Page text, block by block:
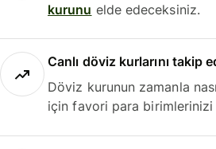
kurunu elde edeceksiniz.
Canlı döviz kurlarını takip
Döviz kurunun zamanla
için favori para birimlerinizi